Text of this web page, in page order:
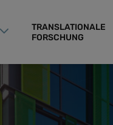
TRANSLATIONALE
FORSCHUNG